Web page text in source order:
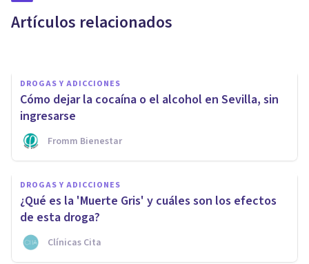
Artículos relacionados
DROGAS Y ADICCIONES
Cómo dejar la cocaína o el alcohol en Sevilla, sin
ingresarse
Fromm Bienestar
DROGAS Y ADICCIONES
¿Qué es la 'Muerte Gris' y cuáles son los efectos
de esta droga?
Clínicas Cita
Crack (droga): sus efectos y
consecuencias de consumirla
Arturo Torres